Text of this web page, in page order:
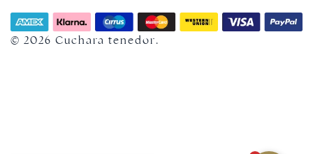
© 2026 Cuchara tenedor.